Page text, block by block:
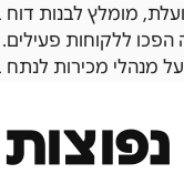
מכירות לנתח